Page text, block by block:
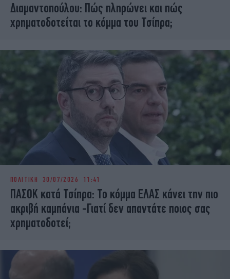
Διαμαντοπούλου: Πώς πληρώνει και πώς
χρηματοδοτείται το κόμμα του Τσίπρα;
ΠΟΛΙΤΙΚΗ 30/07/2026 11:41
ΠΑΣΟΚ κατά Τσίπρα: Το κόμμα ΕΛΑΣ κάνει την πιο
ακριβή καμπάνια -Γιατί δεν απαντάτε ποιος σας
χρηματοδοτεί;